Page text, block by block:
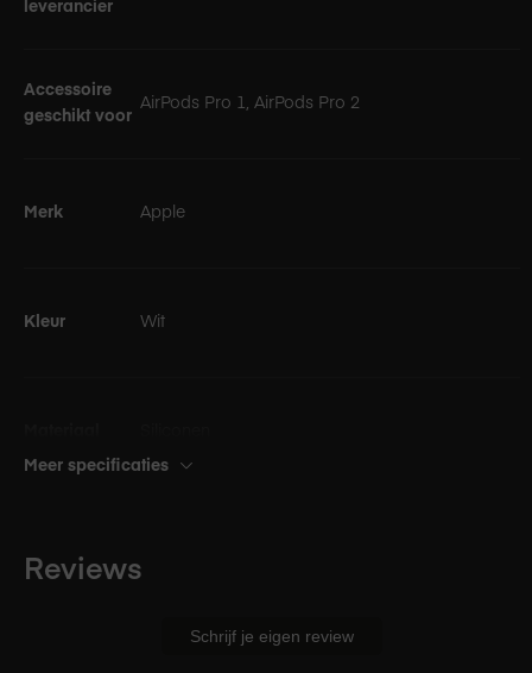
leverancier
Accessoire
geschikt voor
AirPods Pro 1, AirPods Pro 2
Merk Apple
Kleur Wit
Oortips Small voor AirPods Pro (1e/2e
Meer specificaties
Reviews
Schrijf je eigen review